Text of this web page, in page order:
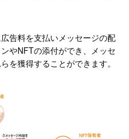
告料を支払いメッセージの配
やNFTの添付ができ、メッセ
を獲得することができます。